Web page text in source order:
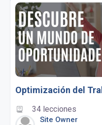
34 lecciones
Site Owner